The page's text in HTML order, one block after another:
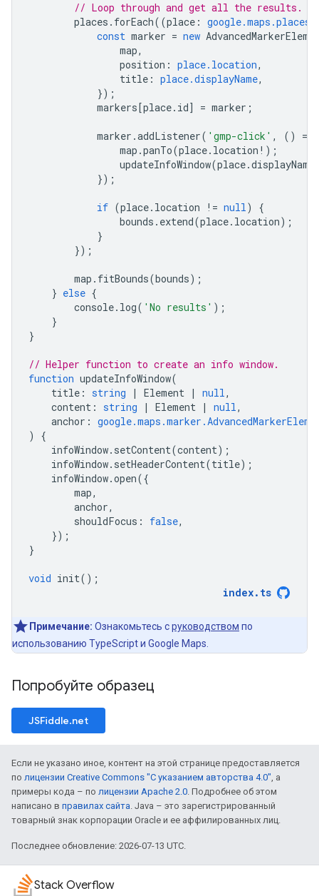
// Loop through and get all the results.
places . forEach((place :
const marker = new
map,
position : place.location,
title : place.displayName,
});
markers[place. id] = marker ;
marker .addListener( 'gmp-click' , () =
map .panTo(place. location ! );
updateInfoWindow(place.displayName
});
if (place. location != null)
{
bounds . extend(place. location);
}
});
map . fitBounds(bounds);
} else {
console. log( 'No results' );
}
}
// Helper function to create an info window.
function updateInfoWindow(
title : string | Element | null,
content : string | Element | null,
anchor :
)
{
infoWindow. setContent(content);
infoWindow. setHeaderContent(title);
infoWindow.open({
map,
anchor,
shouldFocus : false,
});
}
void init();
index. ts
Примечание: Ознакомьтесь сруководством по
использованию TypeScript и Google Maps.
Попробуйте образец
JSFiddle.net
Если не указано иное, контент на этой странице предоставляется
по лицензии Creative Commons "С указанием авторства 4.0", а
примеры кода – по лицензии Apache 2.0. Подробнее об этом
написано в правилах сайта. Java – это зарегистрированный
товарный знак корпорации Oracle и ее аффилированных лиц.
Последнее обновление: 2026-07-13 UTC.
Stack Overflow